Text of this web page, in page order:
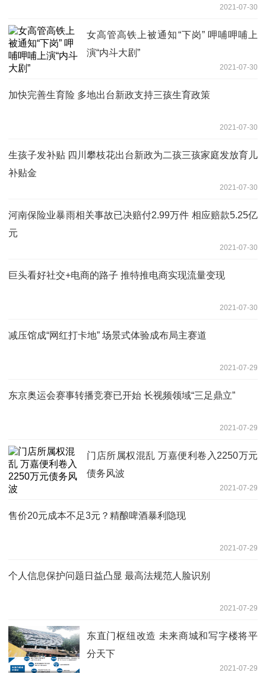
2021-07-30
女高管高铁上被通知“下岗” 呷哺呷哺上
演“内斗大剧”
2021-07-30
加快完善生育险 多地出台新政支持三孩生育政策
2021-07-30
生孩子发补贴 四川攀枝花出台新政为二孩三孩家庭​发放育儿
补贴金
2021-07-30
河南保险业暴雨相关事故已决赔付2.99万件 相应赔款5.25亿
元
2021-07-30
巨头看好社交+电商的路子 推特推电商实现流量变现
2021-07-30
减压馆成“网红打卡地” 场景式体验成布局主赛道
2021-07-29
东京奥运会赛事转播竞赛已开始 长视频领域“三足鼎立”
2021-07-29
门店所属权混乱 万嘉便利卷入2250万元
债务风波
2021-07-29
售价20元成本不足3元？精酿啤酒暴利隐现
2021-07-29
个人信息保护问题日益凸显 最高法规范人脸识别
2021-07-29
东直门枢纽改造 未来商城和写字楼将平
分天下
2021-07-29